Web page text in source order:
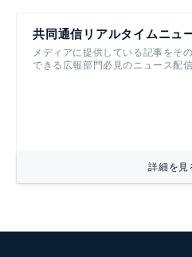
共同通信リアルタイムニュ
メディアに提供している記事をそ
できる広報部門必見のニュース配
詳細を見